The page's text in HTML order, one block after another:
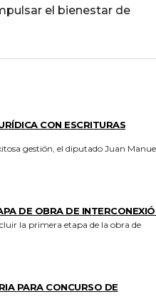
el bienestar de
CON ESCRITURAS
DE OBRA DE
PARA CONCURSO DE